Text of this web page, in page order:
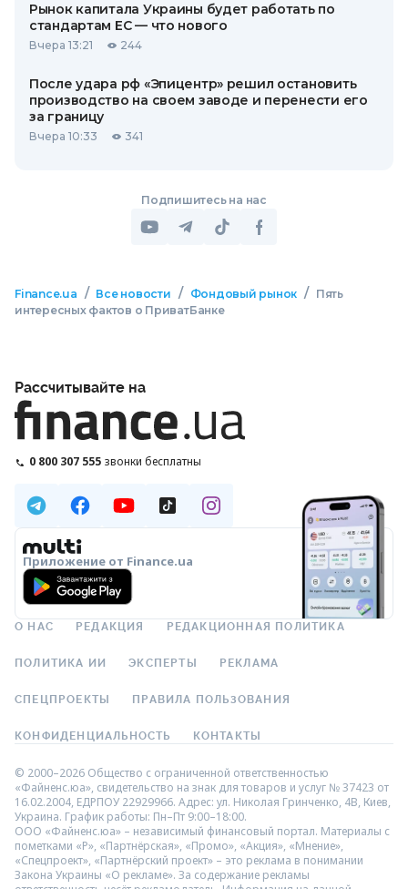
Рынок капитала Украины будет работать по
стандартам ЕС — что нового
Вчера 13:21 244
После удара рф «Эпицентр» решил остановить
производство на своем заводе и перенести его
за границу
Вчера 10:33 341
Подпишитесь на нас
Finance.ua / Все новости / Фондовый рынок /
Пять
интересных фактов о ПриватБанке
Рассчитывайте на
0 800 307 555 звонки бесплатны
Приложение от Finance.ua
О НАС РЕДАКЦИЯ РЕДАКЦИОННАЯ ПОЛИТИКА
ПОЛИТИКА ИИ ЭКСПЕРТЫ РЕКЛАМА
СПЕЦПРОЕКТЫ ПРАВИЛА ПОЛЬЗОВАНИЯ
КОНФИДЕНЦИАЛЬНОСТЬ КОНТАКТЫ
© 2000–2026 Общество с ограниченной ответственностью
«Файненс.юа», свидетельство на знак для товаров и услуг № 37423 от
16.02.2004, ЕДРПОУ 22929966. Адрес: ул. Николая Гринченко, 4В, Киев,
Украина. График работы: Пн–Пт 9:00–18:00.
ООО «Файненс.юа» – независимый финансовый портал. Материалы с
пометками «Р», «Партнёрская», «Промо», «Акция», «Мнение»,
«Спецпроект», «Партнёрский проект» – это реклама в понимании
Закона Украины «О рекламе». За содержание рекламы